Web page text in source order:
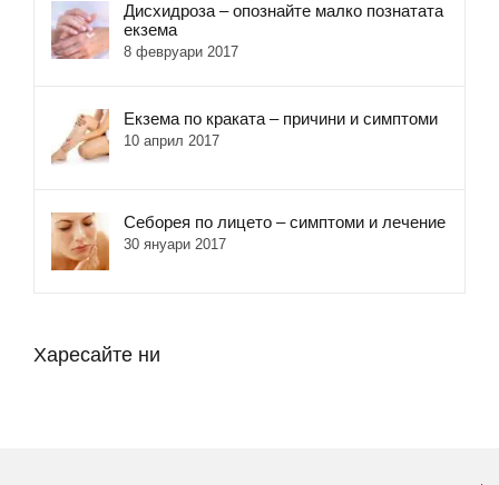
Дисхидроза – опознайте малко познатата
екзема
8 февруари 2017
Екзема по краката – причини и симптоми
10 април 2017
Себорея по лицето – симптоми и лечение
30 януари 2017
Харесайте ни